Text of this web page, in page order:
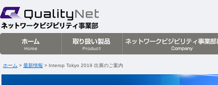
ホーム > 最新情報 > Interop Tokyo 2019 出展のご案内